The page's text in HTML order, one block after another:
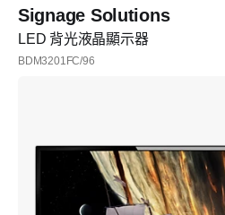
Signage Solutions
LED 背光液晶顯示器
BDM3201FC/96